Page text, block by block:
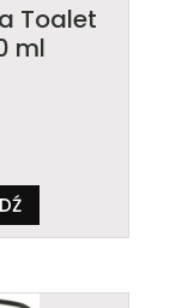
Toalet
ml